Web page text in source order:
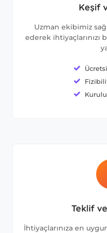
Keşif
Uzman ekibimiz
ederek
Teklif
İhtiyaçlarınıza en